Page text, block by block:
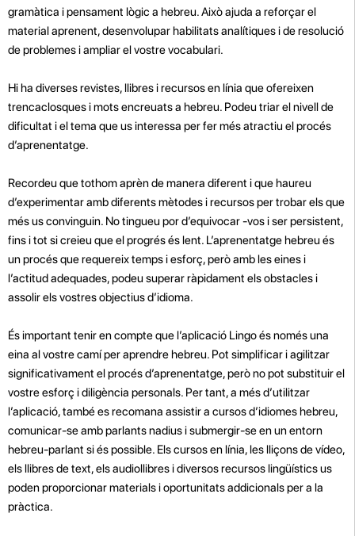
gramàtica i pensament lògic a hebreu. Això ajuda a reforçar el
material aprenent, desenvolupar habilitats analítiques i de resolució
de problemes i ampliar el vostre vocabulari.
Hi ha diverses revistes, llibres i recursos en línia que ofereixen
trencaclosques i mots encreuats a hebreu. Podeu triar el nivell de
dificultat i el tema que us interessa per fer més atractiu el procés
d’aprenentatge.
Recordeu que tothom aprèn de manera diferent i que haureu
d’experimentar amb diferents mètodes i recursos per trobar els que
més us convinguin. No tingueu por d’equivocar -vos i ser persistent,
fins i tot si creieu que el progrés és lent. L’aprenentatge hebreu és
un procés que requereix temps i esforç, però amb les eines i
l’actitud adequades, podeu superar ràpidament els obstacles i
assolir els vostres objectius d’idioma.
És important tenir en compte que l’aplicació Lingo és només una
eina al vostre camí per aprendre hebreu. Pot simplificar i agilitzar
significativament el procés d’aprenentatge, però no pot substituir el
vostre esforç i diligència personals. Per tant, a més d’utilitzar
l’aplicació, també es recomana assistir a cursos d’idiomes hebreu,
comunicar-se amb parlants nadius i submergir-se en un entorn
hebreu-parlant si és possible. Els cursos en línia, les lliçons de vídeo,
els llibres de text, els audiollibres i diversos recursos lingüístics us
poden proporcionar materials i oportunitats addicionals per a la
pràctica.